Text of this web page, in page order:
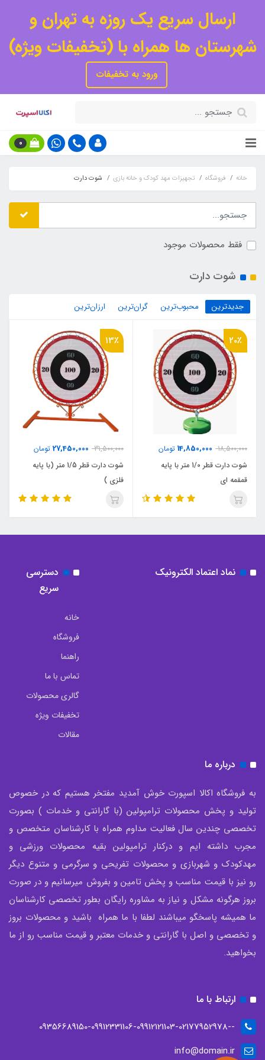
ارسال سریع یک روزه به تهران و
شهرستان ها همراه با (تخفیفات ویژه)
ورود به تخفیفات
0
خانه فروشگاه تجهیزات مهد کودک و خانه بازی شوت دارت
فقط محصولات موجود
شوت دارت
جدیدترین محبوب‌ترین گران‌ترین ارزان‌ترین
20٪
18,500,000
14,850,000 تومان
شوت دارت قطر 1/0 متر با پایه
قمقمه ای
13٪
31,500,000
27,450,000 تومان
شوت دارت قطر 1/5 متر (با پایه
فلزی )
نماد اعتماد الکترونیک
دسترسی
سریع
خانه
فروشگاه
راهنما
تماس با ما
گالری محصولات
تخفیفات ویژه
مقالات
درباره ما
به فروشگاه اکالا اسپورت خوش آمدید مفتخر هستیم که در خصوص
تولید و پخش محصولات ترامپولین (با گارانتی و خدمات ) بصورت
تخصصی چندین سال فعالیت مداوم همراه با کارشناسان متخصص و
مجرب داشته ایم و درکنار ترامپولین بقیه محصولات ورزشی و
مهدکودک و شهربازی و محصولات تفریحی و سرگرمی و متنوع دیگر
رو نیز با قیمت مناسب و پخش تامین و بفروش میرسانیم و در صورت
بروز هرگونه مشکل و نیاز به مشاوره رایگان بطور تخصصی کارشناسان
ما همیشه پاسخگو میباشند لطفا با ما همراه باشید و محصولات بروز
و تخصصی و اصل با گارانتی و خدمات معتبر و قیمت مناسب رو از ما
بخواهید.
ارتباط با ما
--09356689150-09912331106-09912121103-02177952978
info@domain.ir